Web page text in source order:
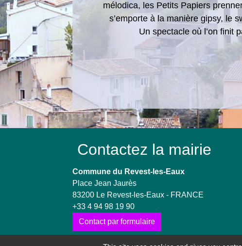
mélodica, les Petits Papiers
s’emporte à la manière gipsy, le
​​​​​​​Un spectacle où l’on finit
Contactez la mairie
Commune du Revest-les-Eaux
Place Jean Jaurès
83200 Le Revest-les-Eaux - FRANCE
+33 4 94 98 19 90
Contact par formulaire